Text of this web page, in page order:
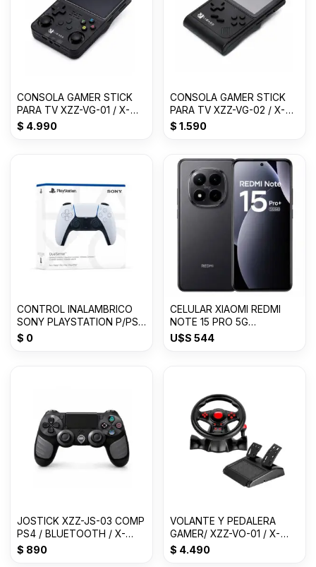
CONSOLA GAMER STICK
PARA TV XZZ-VG-01 / X-
LIZZARD
$ 4.990
CONSOLA GAMER STICK
PARA TV XZZ-VG-02 / X-
LIZZARD
$ 1.590
CONTROL INALAMBRICO
SONY PLAYSTATION P/PS5
DUALSENSEtm
$ 0
CELULAR XIAOMI REDMI
NOTE 15 PRO 5G
8GB+512GB
U$S 544
JOSTICK XZZ-JS-03 COMP
PS4 / BLUETOOTH / X-
LIZZARD
$ 890
VOLANTE Y PEDALERA
GAMER/ XZZ-VO-01 / X-
LIZZARD
$ 4.490